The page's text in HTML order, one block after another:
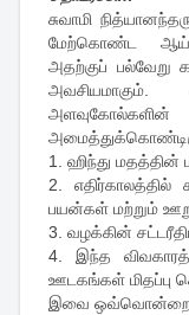
சுவாமி
மேற்கொண்ட
அதற்குப் பல்வேறு
1. ஹிந்து மதத்தின்
2.
பயன்கள் மற்றும்
3. வழக்கின்
4. இந்த
ஊடகங்கள் மிதப்பு
இவை